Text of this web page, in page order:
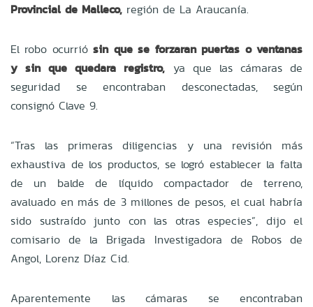
Provincial de Malleco, región de La Araucanía.
El robo ocurriósin que se forzaran puertas o ventanas
y sin que quedara registro, ya que las cámaras de
seguridad se encontraban desconectadas, según
consignó Clave 9.
“Tras las primeras diligencias y una revisión más
exhaustiva de los productos, se logró establecer la falta
de un balde de líquido compactador de terreno,
avaluado en más de 3 millones de pesos, el cual habría
sido sustraído junto con las otras especies”, dijo el
comisario de la Brigada Investigadora de Robos de
Angol, Lorenz Díaz Cid.
Aparentemente las cámaras se encontraban